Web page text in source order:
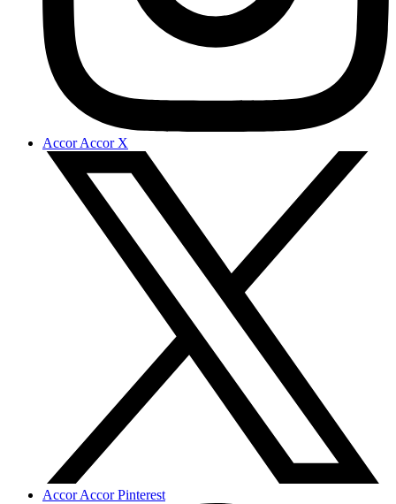
Accor Accor X
Accor Accor Pinterest